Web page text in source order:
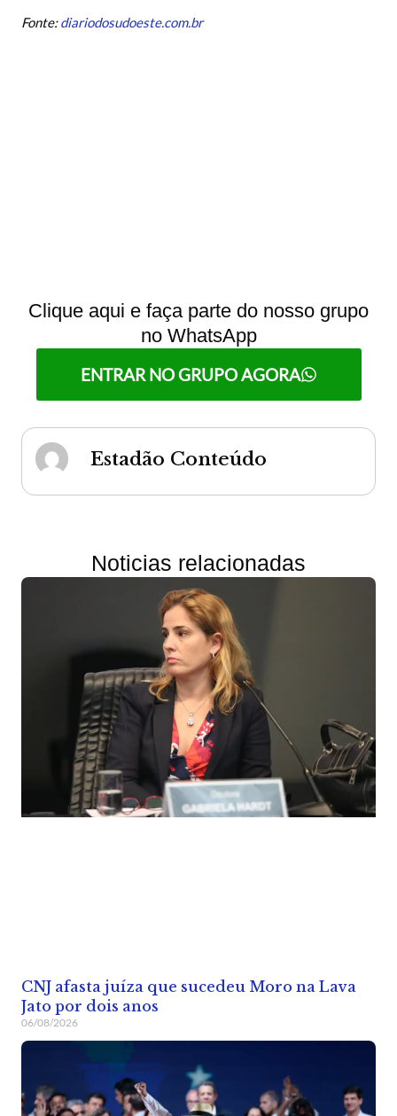
Fonte:diariodosudoeste.com.br
Clique aqui e faça parte do nosso grupo
no WhatsApp
ENTRAR NO GRUPO AGORA
Estadão Conteúdo
Noticias relacionadas
CNJ afasta juíza que sucedeu Moro na Lava
Jato por dois anos
06/08/2026